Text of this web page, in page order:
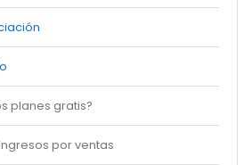
planes gratis?
por ventas